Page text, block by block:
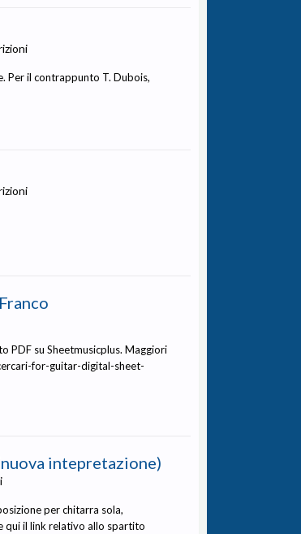
Per il contrappunto T. Dubois,
PDF su Sheetmusicplus. Maggiori
for-guitar-digital-sheet-
intepretazione)
per chitarra sola,
qui il link relativo allo spartito